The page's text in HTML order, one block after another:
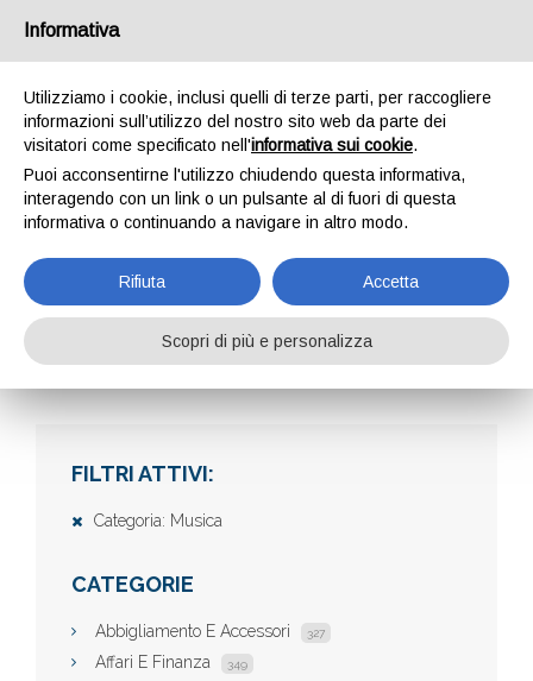
AZIENDE
Aziende
FILTRI ATTIVI:
Categoria: Musica
CATEGORIE
Abbigliamento E Accessori 327
Affari E Finanza 349
Informativa
Utilizziamo i cookie, inclusi quelli di terze parti, per raccogliere
informazioni sull’utilizzo del nostro sito web da parte dei
visitatori come specificato nell'informativa sui cookie.
Puoi acconsentirne l'utilizzo chiudendo questa informativa,
interagendo con un link o un pulsante al di fuori di questa
informativa o continuando a navigare in altro modo.
Rifiuta Accetta
Scopri di più e personalizza